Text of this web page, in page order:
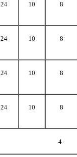
24 10 8
24 10 8
24 10 8
24 10 8
4